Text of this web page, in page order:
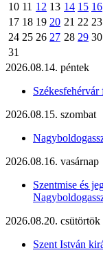
10 11 12 13 14 15 16
17 18 19 20 21 22 23
24 25 26 27 28 29 30
31
2026.08.14. péntek
2026.08.15. szombat
2026.08.16. vasárnap
Szentmise és
2026.08.20. csütörtök
Szent István